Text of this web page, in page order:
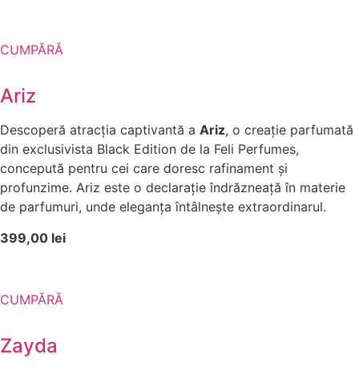
CUMPĂRĂ
Ariz
Descoperă atracția captivantă a Ariz, o creație parfumată
din exclusivista Black Edition de la Feli Perfumes,
concepută pentru cei care doresc rafinament și
profunzime. Ariz este o declarație îndrăzneață în materie
de parfumuri, unde eleganța întâlnește extraordinarul.
399,00 lei
CUMPĂRĂ
Zayda